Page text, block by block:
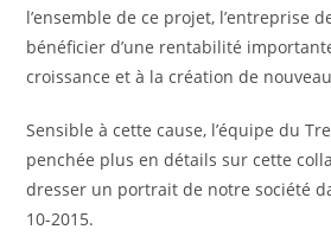
l’ensemble de ce projet, l’entreprise
bénéficier d’une rentabilité
croissance et à la création de
Sensible à cette cause, l’équipe du
penchée plus en détails sur cette
dresser un portrait de notre société
10-2015.